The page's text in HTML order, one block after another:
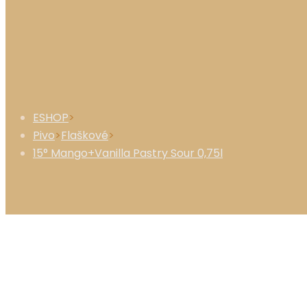
ESHOP>
Pivo>Flaškové>
15° Mango+Vanilla Pastry Sour 0,75l